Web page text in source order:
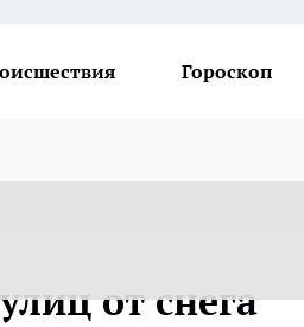
Гороскоп
от снега